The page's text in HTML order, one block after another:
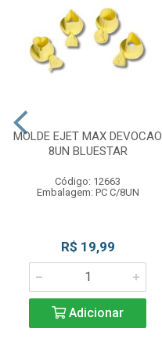
MOLDE EJET MAX DEVOCAO
8UN BLUESTAR
Código: 12663
Embalagem: PC C/8UN
R$ 19,99
Adicionar